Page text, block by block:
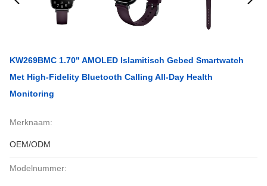
KW269BMC 1.70" AMOLED Islamitisch Gebed Smartwatch
Met High-Fidelity Bluetooth Calling All-Day Health
Monitoring
Merknaam:
OEM/ODM
Modelnummer: